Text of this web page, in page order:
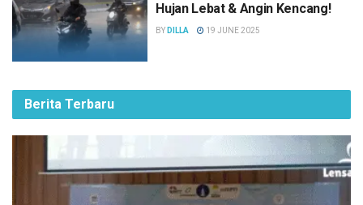
Hujan Lebat & Angin Kencang!
BY DILLA 19 JUNE 2025
Berita Terbaru